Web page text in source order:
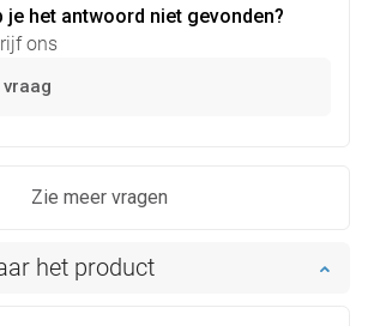
je het antwoord niet gevonden?
ons
Zie meer vragen
het product